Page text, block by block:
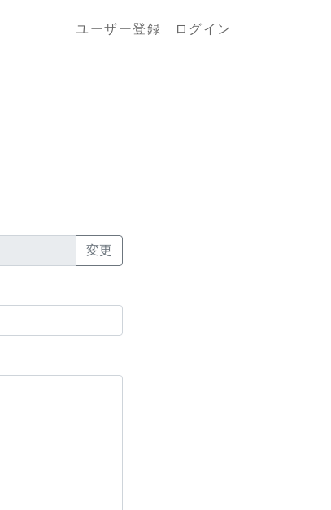
ユーザー登録 ログイン
変更